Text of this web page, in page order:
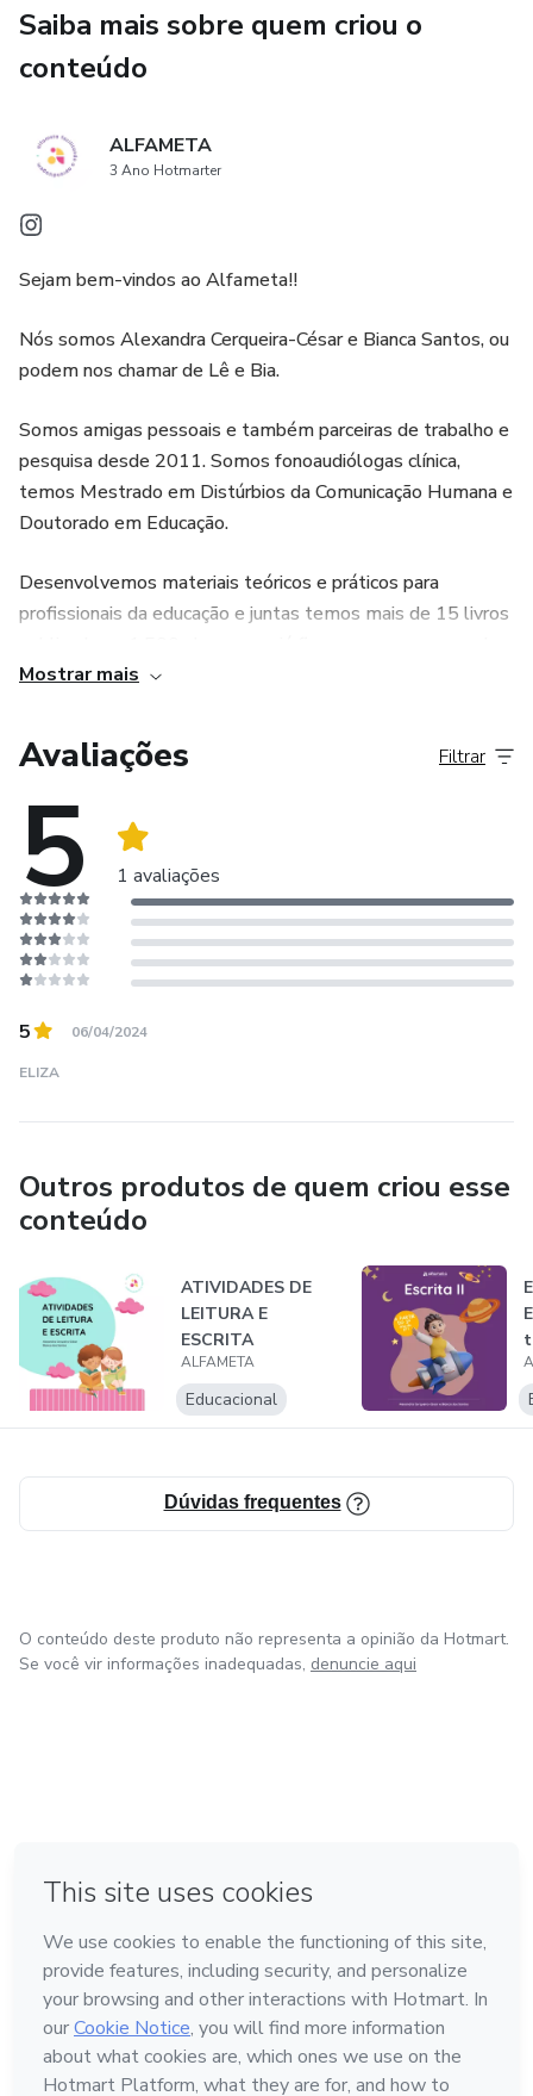
Saiba mais sobre quem criou o
conteúdo
ALFAMETA
3 Ano Hotmarter
Sejam bem-vindos ao Alfameta!!
Nós somos Alexandra Cerqueira-César e Bianca Santos, ou
podem nos chamar de Lê e Bia.
Somos amigas pessoais e também parceiras de trabalho e
pesquisa desde 2011. Somos fonoaudiólogas clínica,
temos Mestrado em Distúrbios da Comunicação Humana e
Doutorado em Educação.
Desenvolvemos materiais teóricos e práticos para
profissionais da educação e juntas temos mais de 15 livros
o Alfameta para alcançar nosso principal objetivo :
compartilhar com vocês o nosso conhecimento e prática
Quem vem com a gente para alcançarmos nossa meta?
Mostrar mais
Avaliações
5 1 avaliações
Filtrar
5 06/04/2024
ELIZA
Outros produtos de quem criou esse
conteúdo
ATIVIDADES DE
LEITURA E
ESCRITA
ALFAMETA
Educacional
Dúvidas frequentes
O conteúdo deste produto não representa a opinião da Hotmart.
Se você vir informações inadequadas, denuncie aqui
Feito com ❤ em Bogotá
Conheça a Hotmart
Idioma